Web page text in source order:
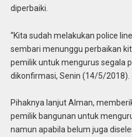
diperbaiki.
“Kita sudah melakukan police
sembari menunggu perbaikan
pemilik untuk mengurus segala
dikonfirmasi, Senin (14/5/2018).
Pihaknya lanjut Alman,
pemilik bangunan untuk
namun apabila belum juga